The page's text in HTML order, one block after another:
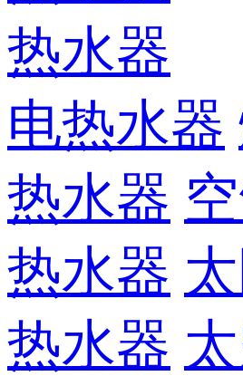
热水器
电热水器
热水器
热水器
热水器